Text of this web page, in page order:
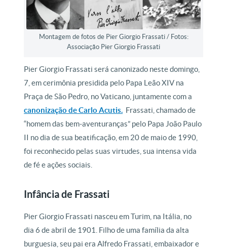
Montagem de fotos de Pier Giorgio Frassati / Fotos:
Associação Pier Giorgio Frassati
Pier Giorgio Frassati será canonizado neste domingo,
7, em cerimônia presidida pelo Papa Leão XIV na
Praça de São Pedro, no Vaticano, juntamente com a
canonização de Carlo Acutis. Frassati, chamado de
“homem das bem-aventuranças” pelo Papa João Paulo
II no dia de sua beatificação, em 20 de maio de 1990,
foi reconhecido pelas suas virtudes, sua intensa vida
de fé e ações sociais.
Infância de Frassati
Pier Giorgio Frassati nasceu em Turim, na Itália, no
dia 6 de abril de 1901. Filho de uma família da alta
burguesia, seu pai era Alfredo Frassati, embaixador e